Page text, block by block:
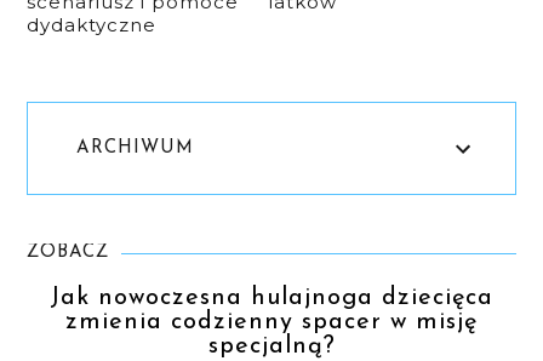
dydaktyczne
ARCHIWUM
ZOBACZ
Jak nowoczesna hulajnoga dziecięca
zmienia codzienny spacer w misję
specjalną?